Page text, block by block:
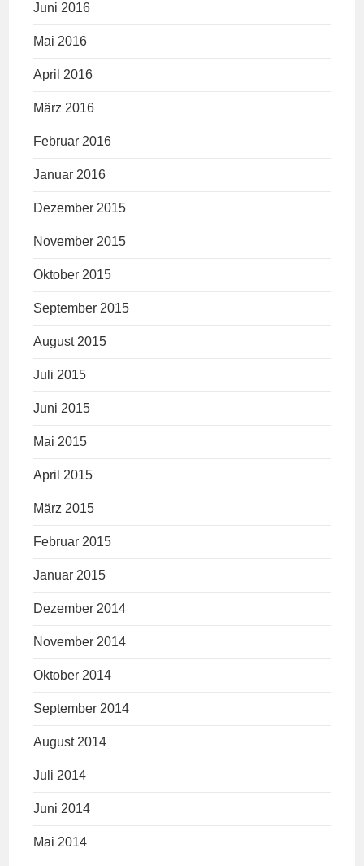
Juni 2016
Mai 2016
April 2016
März 2016
Februar 2016
Januar 2016
Dezember 2015
November 2015
Oktober 2015
September 2015
August 2015
Juli 2015
Juni 2015
Mai 2015
April 2015
März 2015
Februar 2015
Januar 2015
Dezember 2014
November 2014
Oktober 2014
September 2014
August 2014
Juli 2014
Juni 2014
Mai 2014